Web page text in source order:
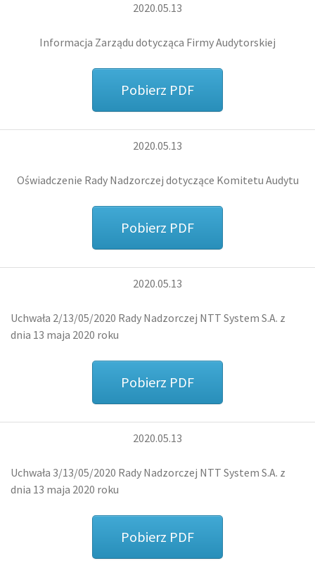
2020.05.13
Informacja Zarządu dotycząca Firmy Audytorskiej
Pobierz PDF
2020.05.13
Oświadczenie Rady Nadzorczej dotyczące Komitetu Audytu
Pobierz PDF
2020.05.13
Uchwała 2/13/05/2020 Rady Nadzorczej NTT System S.A. z
dnia 13 maja 2020 roku
Pobierz PDF
2020.05.13
Uchwała 3/13/05/2020 Rady Nadzorczej NTT System S.A. z
dnia 13 maja 2020 roku
Pobierz PDF